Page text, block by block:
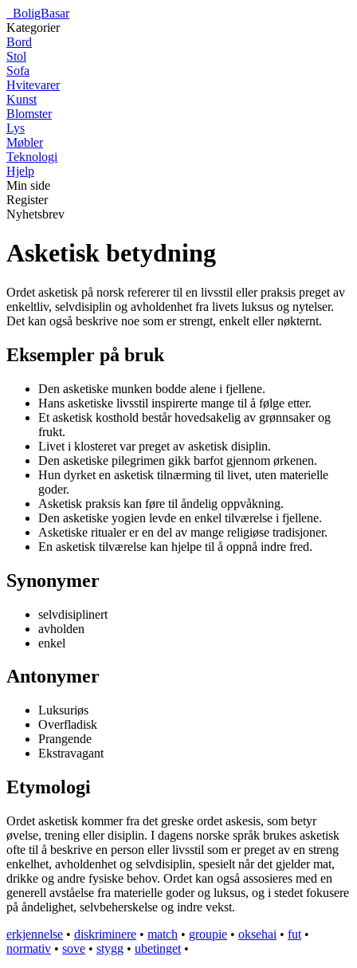
BoligBasar
Kategorier
Bord
Stol
Sofa
Hvitevarer
Kunst
Blomster
Lys
Møbler
Teknologi
Hjelp
Min side
Register
Nyhetsbrev
Asketisk betydning
Ordet asketisk på norsk refererer til en livsstil eller praksis preget av
enkeltliv, selvdisiplin og avholdenhet fra livets luksus og nytelser.
Det kan også beskrive noe som er strengt, enkelt eller nøkternt.
Eksempler på bruk
Den asketiske munken bodde alene i fjellene.
Hans asketiske livsstil inspirerte mange til å følge etter.
Et asketisk kosthold består hovedsakelig av grønnsaker og
frukt.
Livet i klosteret var preget av asketisk disiplin.
Den asketiske pilegrimen gikk barfot gjennom ørkenen.
Hun dyrket en asketisk tilnærming til livet, uten materielle
goder.
Asketisk praksis kan føre til åndelig oppvåkning.
Den asketiske yogien levde en enkel tilværelse i fjellene.
Asketiske ritualer er en del av mange religiøse tradisjoner.
En asketisk tilværelse kan hjelpe til å oppnå indre fred.
Synonymer
selvdisiplinert
avholden
enkel
Antonymer
Luksuriøs
Overfladisk
Prangende
Ekstravagant
Etymologi
Ordet asketisk kommer fra det greske ordet askesis, som betyr
øvelse, trening eller disiplin. I dagens norske språk brukes asketisk
ofte til å beskrive en person eller livsstil som er preget av en streng
enkelhet, avholdenhet og selvdisiplin, spesielt når det gjelder mat,
drikke og andre fysiske behov. Ordet kan også assosieres med en
generell avståelse fra materielle goder og luksus, og i stedet fokusere
på åndelighet, selvbeherskelse og indre vekst.
erkjennelse • diskriminere • match • groupie • oksehai • fut •
normativ • sove • stygg • ubetinget •